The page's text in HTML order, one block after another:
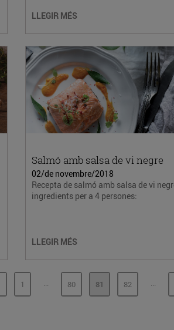
LLEGIR MÉS
Salmó amb salsa de vi negre
02/de novembre/2018
Recepta de salmó amb salsa de vi
ingredients per a 4 persones:
LLEGIR MÉS
PÀGINA
1 ...PÀGINES INTERMÈDIES
PÀGINA
80 PÀGINA
81 PÀGINA
82 ...